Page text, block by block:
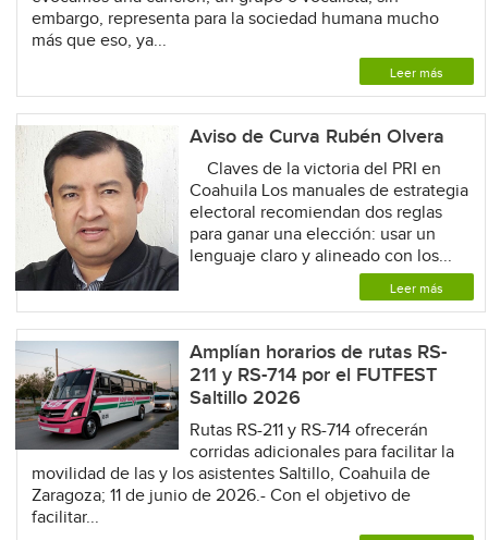
embargo, representa para la sociedad humana mucho
más que eso, ya...
Leer más
Aviso de Curva Rubén Olvera
Claves de la victoria del PRI en
Coahuila Los manuales de estrategia
electoral recomiendan dos reglas
para ganar una elección: usar un
lenguaje claro y alineado con los...
Leer más
Amplían horarios de rutas RS-
211 y RS-714 por el FUTFEST
Saltillo 2026
Rutas RS-211 y RS-714 ofrecerán
corridas adicionales para facilitar la
movilidad de las y los asistentes Saltillo, Coahuila de
Zaragoza; 11 de junio de 2026.- Con el objetivo de
facilitar...